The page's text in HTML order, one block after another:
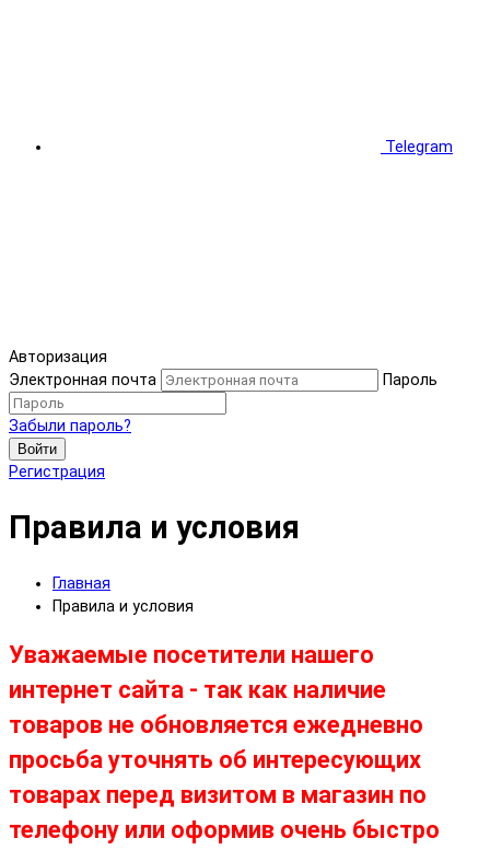
Telegram
Авторизация
Электронная почта
Пароль
Забыли пароль?
Войти
Регистрация
Правила и условия
Главная
Правила и условия
Уважаемые посетители нашего
интернет сайта - так как наличие
товаров не обновляется ежедневно
просьба уточнять об интересующих
товарах перед визитом в магазин по
телефону или оформив очень быстро